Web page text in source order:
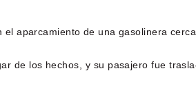
aparcamiento de una gasolinera
de los hechos, y su pasajero fue